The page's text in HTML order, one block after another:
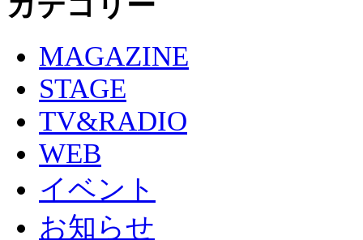
MAGAZINE
STAGE
TV&RADIO
WEB
イベント
お知らせ